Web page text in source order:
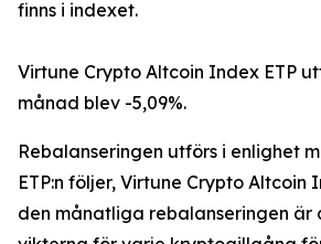
finns i indexet.
Virtune Crypto Altcoin Index ETP
månad blev -5,09%.
Rebalanseringen utförs i enlighet
ETP:n följer, Virtune Crypto Altcoin
den månatliga rebalanseringen